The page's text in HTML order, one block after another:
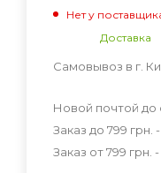
Нет у
Доставка
Самовывоз в г.
Новой почтой до
Заказ до 799 грн.
Заказ от 799 грн. -